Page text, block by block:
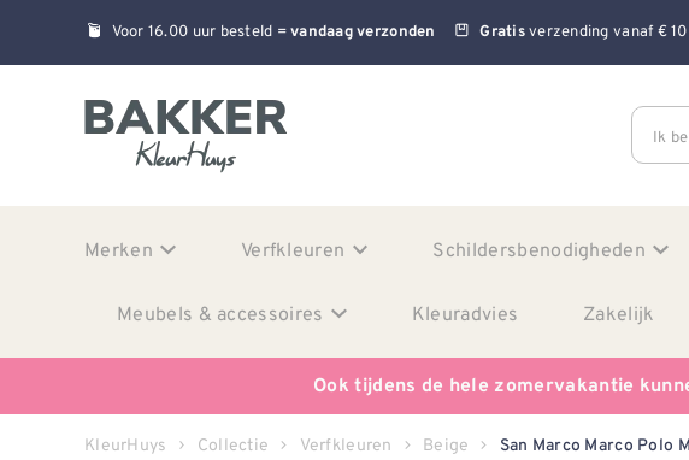
Voor 16.00 uur besteld =vandaag verzonden Gratisverzending vanaf €
Ik
Merken Verfkleuren Schildersbenodigheden
Meubels & accessoires Kleuradvies Zakelijk
Ook tijdens de hele zomervakantie
KleurHuys Collectie Verfkleuren Beige San Marco Marco Polo